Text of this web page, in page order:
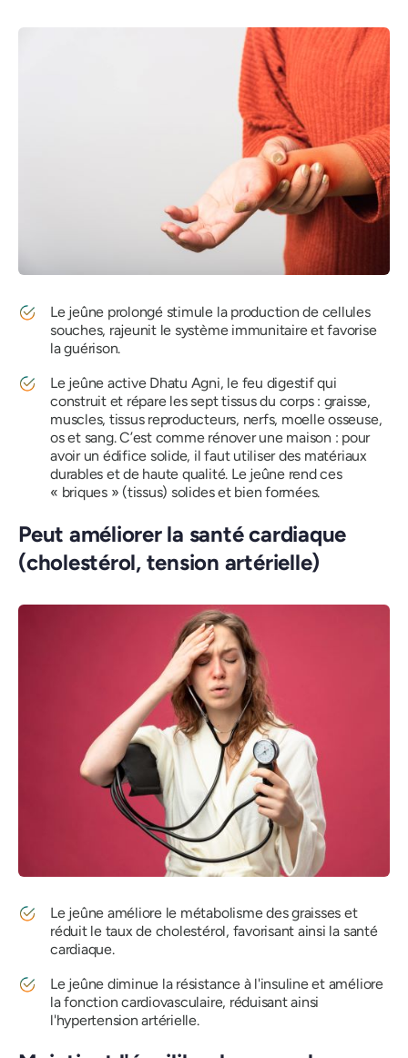
Le jeûne prolongé stimule la production de cellules
souches, rajeunit le système immunitaire et favorise
la guérison.
Le jeûne active Dhatu Agni, le feu digestif qui
construit et répare les sept tissus du corps : graisse,
muscles, tissus reproducteurs, nerfs, moelle osseuse,
os et sang. C’est comme rénover une maison : pour
avoir un édifice solide, il faut utiliser des matériaux
durables et de haute qualité. Le jeûne rend ces
« briques » (tissus) solides et bien formées.
Peut améliorer la santé cardiaque
(cholestérol, tension artérielle)
Le jeûne améliore le métabolisme des graisses et
réduit le taux de cholestérol, favorisant ainsi la santé
cardiaque.
Le jeûne diminue la résistance à l'insuline et améliore
la fonction cardiovasculaire, réduisant ainsi
l'hypertension artérielle.